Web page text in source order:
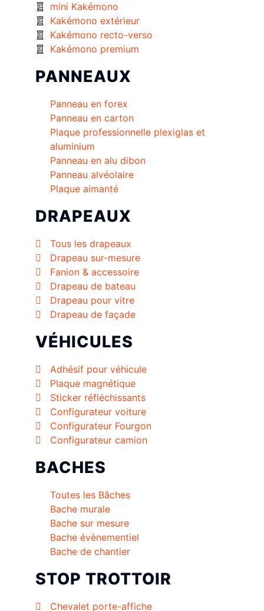
mini Kakémono
Kakémono extérieur
Kakémono recto-verso
Kakémono premium
PANNEAUX
Panneau en forex
Panneau en carton
Plaque professionnelle plexiglas et
aluminium
Panneau en alu dibon
Panneau alvéolaire
Plaque aimanté
DRAPEAUX
Tous les drapeaux
Drapeau sur-mesure
Fanion & accessoire
Drapeau de bateau
Drapeau pour vitre
Drapeau de façade
VÉHICULES
Adhésif pour véhicule
Plaque magnétique
Sticker réfléchissants
Configurateur voiture
Configurateur Fourgon
Configurateur camion
BACHES
Toutes les Bâches
Bache murale
Bache sur mesure
Bache évènementiel
Bache de chantier
STOP TROTTOIR
Chevalet porte-affiche